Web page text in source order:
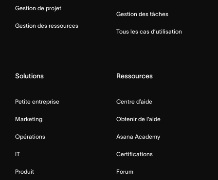
Gestion de projet
Gestion des ressources
Gestion des tâches
Tous les cas d’utilisation
Solutions
Petite entreprise
Marketing
Opérations
IT
Produit
Ressources
Centre d’aide
Obtenir de l’aide
Asana Academy
Certifications
Forum